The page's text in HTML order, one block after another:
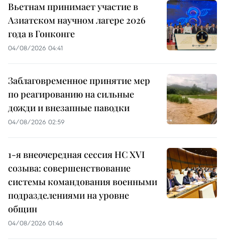
Вьетнам принимает участие в
Азиатском научном лагере 2026
года в Гонконге
04/08/2026 04:41
Заблаговременное принятие мер
по реагированию на сильные
дожди и внезапные паводки
04/08/2026 02:59
1-я внеочередная сессия НС XVI
созыва: совершенствование
системы командования военными
подразделениями на уровне
общин
04/08/2026 01:46